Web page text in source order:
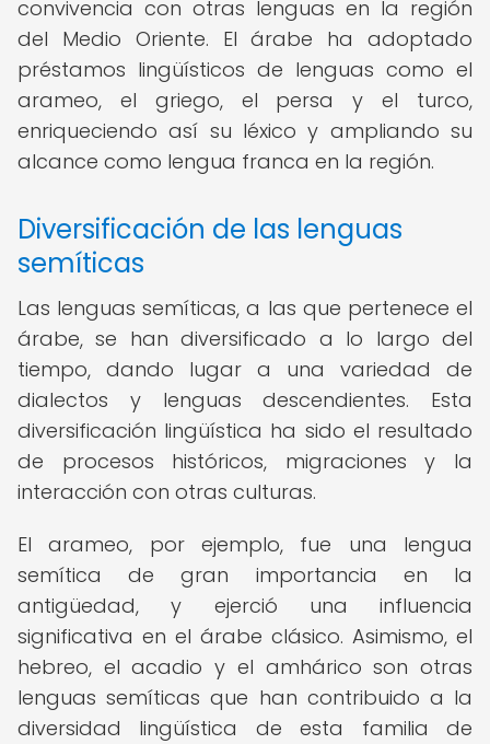
convivencia con otras lenguas en la región
del Medio Oriente. El árabe ha adoptado
préstamos lingüísticos de lenguas como el
arameo, el griego, el persa y el turco,
enriqueciendo así su léxico y ampliando su
alcance como lengua franca en la región.
Diversificación de las lenguas
semíticas
Las lenguas semíticas, a las que pertenece el
árabe, se han diversificado a lo largo del
tiempo, dando lugar a una variedad de
dialectos y lenguas descendientes. Esta
diversificación lingüística ha sido el resultado
de procesos históricos, migraciones y la
interacción con otras culturas.
El arameo, por ejemplo, fue una lengua
semítica de gran importancia en la
antigüedad, y ejerció una influencia
significativa en el árabe clásico. Asimismo, el
hebreo, el acadio y el amhárico son otras
lenguas semíticas que han contribuido a la
diversidad lingüística de esta familia de